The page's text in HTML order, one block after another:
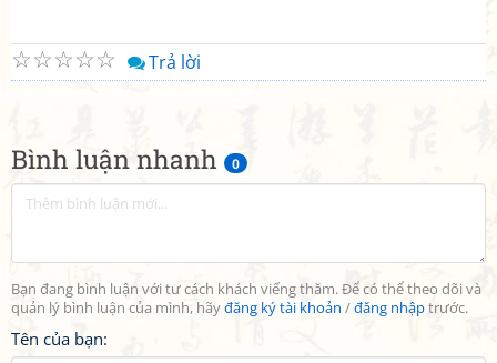
Bình luận nhanh 0
Bạn đang bình luận với tư cách khách viếng thăm. Để có thể theo dõi và
quản lý bình luận của mình, hãyđăng ký tài khoản /đăng nhậptrước.
Tên của bạn:
☆
☆
☆
☆
☆ Trả lời